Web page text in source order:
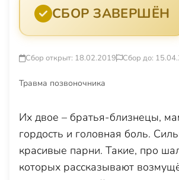
СБОР ЗАВЕРШЁН
Сбор открыт: 18.02.2019 Сбор до:
Травма позвоночника
Их двое – братья-близнецы,
гордость и головная боль.
красивые парни. Такие, про
которых рассказывают